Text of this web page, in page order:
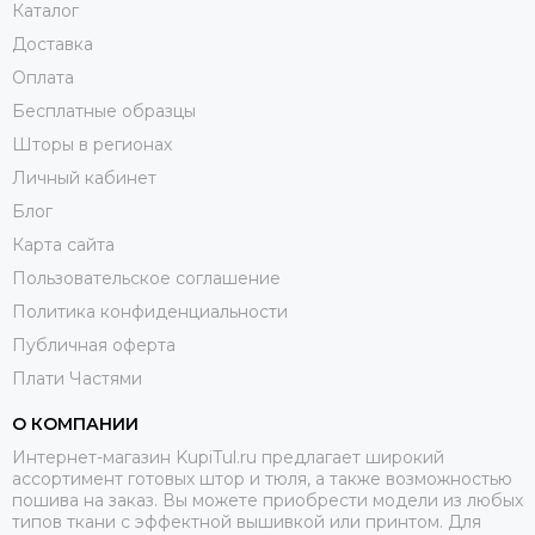
отбеливателями применять не рекомендуется.
Нельзя выкручивать жаккардовый тюль, а также
отжимать в стиральной машине. Достаточно отжать
воду вручную и в расправленном виде развесить
солнечные лучи.
Во время глажки переверните изделие изнаночной
стороной к себе, чтобы не повредить узор.
вы удостоверились, что именно такой вариант вам
подходит идеально. Для этого закажите бесплатный
образец ткани.
Каталог
Доставка
Оплата
Бесплатные образцы
Шторы в регионах
Личный кабинет
Блог
Карта сайта
Пользовательское соглашение
Политика конфиденциальности
Публичная оферта
Плати Частями
О КОМПАНИИ
Интернет-магазин KupiTul.ru предлагает широкий
ассортимент готовых штор и тюля, а также возможностью
пошива на заказ. Вы можете приобрести модели из любых
типов ткани с эффектной вышивкой или принтом. Для